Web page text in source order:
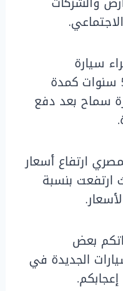
سيارة
مستعملة بالتقسيط، من 3 إلى 5 سنوات كمدة
سماح بعد دفع
ارتفاع أسعار
ارتفعت بنسبة
بعض
الجديدة في